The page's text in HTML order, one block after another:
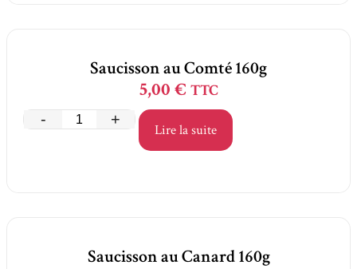
Saucisson au Comté 160g
5,00 € TTC
- +
Lire la suite
Saucisson au Canard 160g